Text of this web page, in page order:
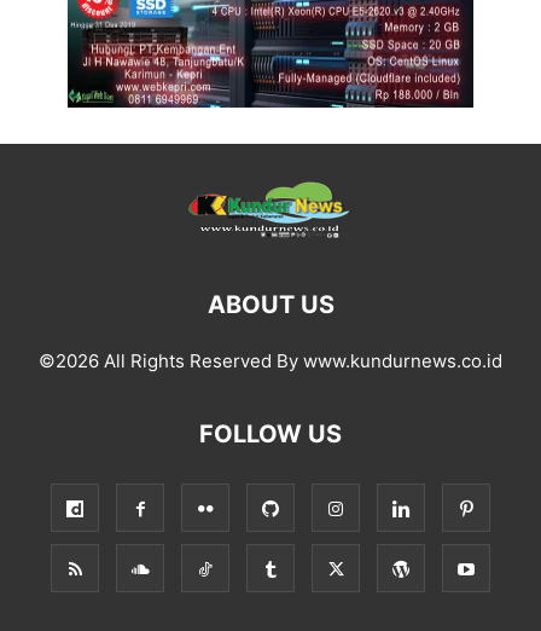
ABOUT US
©2026 All Rights Reserved By www.kundurnews.co.id
FOLLOW US